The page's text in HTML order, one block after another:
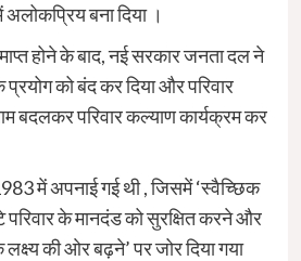
बना दिया ।
होने के बाद, नई सरकार जनता दल ने
को बंद कर दिया और परिवार
बदलकर परिवार कल्याण कार्यक्रम कर
में अपनाई गई थी , जिसमें ‘स्वैच्छिक
परिवार के मानदंड को सुरक्षित करने और
की ओर बढ़ने’ पर जोर दिया गया